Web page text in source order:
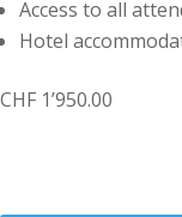
Access to all
Hotel
CHF 1’950.00